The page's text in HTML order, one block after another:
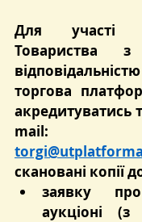
Для участі
Товариства
торгова
акредитуватись
скановані копії
заявку
аукціоні